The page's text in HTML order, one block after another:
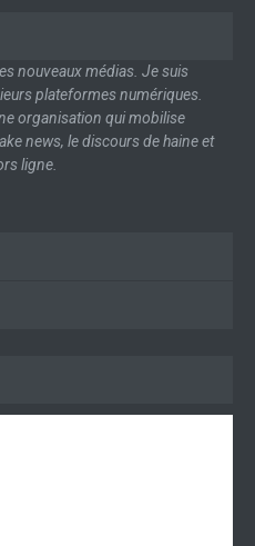
nouveaux médias. Je suis
plateformes numériques.
organisation qui mobilise
news, le discours de haine et
ligne.